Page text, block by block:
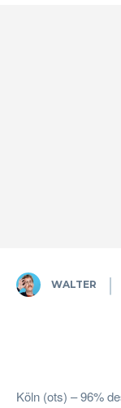
WALTER
Köln (ots) – 96%